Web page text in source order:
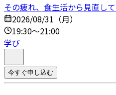
その疲れ、食生活から見直し
2026/08/31（月）
19:30～21:00
学び
今すぐ申し込む